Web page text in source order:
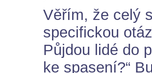
Věřím, že celý
specifickou
Půjdou lidé do
ke spasení?“